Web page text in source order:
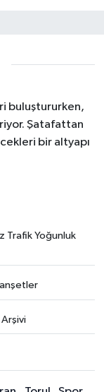
buluştururken,
Şatafattan
bir altyapı
Trafik Yoğunluk